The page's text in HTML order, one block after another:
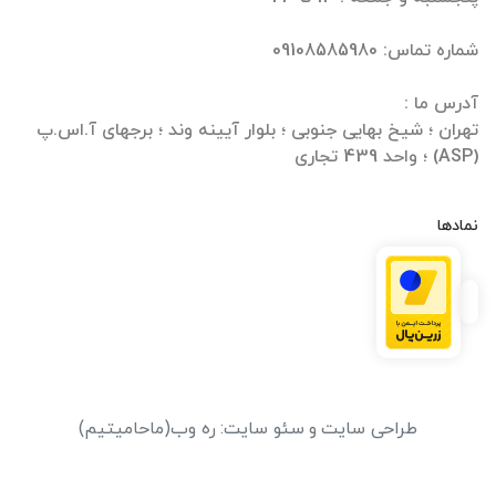
تهران ؛ شیخ بهایی جنوبی ؛ بلوار آیینه وند ؛ برجهای آ.اس.پ
(ASP) ؛ واحد 439 تجاری
نمادها
طراحی سایت و سئو سایت: ره وب(ماحامیتیم)